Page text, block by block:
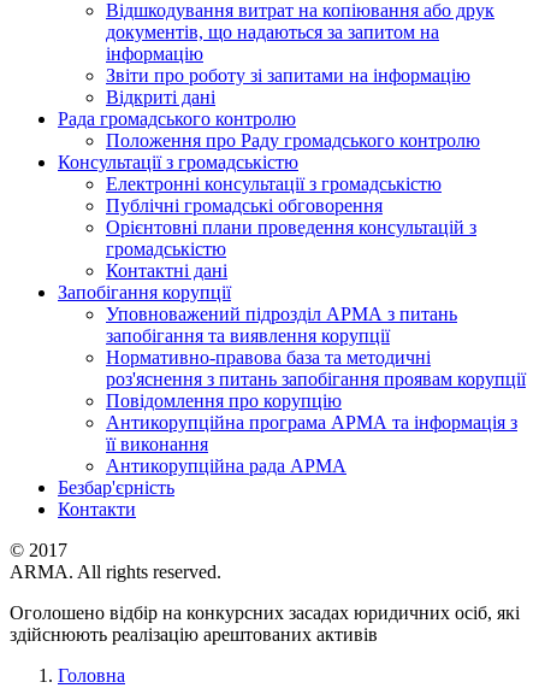
Відшкодування витрат на копіювання або друк
документів, що надаються за запитом на
інформацію
Звіти про роботу зі запитами на інформацію
Відкриті дані
Рада громадського контролю
Положення про Раду громадського контролю
Консультації з громадськістю
Електронні консультації з громадськістю
Публічні громадські обговорення
Орієнтовні плани проведення консультацій з
громадськістю
Контактні дані
Запобігання корупції
Уповноважений підрозділ АРМА з питань
запобігання та виявлення корупції
Нормативно-правова база та методичні
роз'яснення з питань запобігання проявам корупції
Повідомлення про корупцію
Антикорупційна програма АРМА та інформація з
її виконання
Антикорупційна рада АРМА
Безбар'єрність
Контакти
© 2017
ARMA. All rights reserved.
Оголошено відбір на конкурсних засадах юридичних осіб, які
здійснюють реалізацію арештованих активів
Головна